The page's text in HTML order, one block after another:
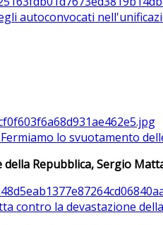
autoconvocati
lo svuotamento
Repubblica, Sergio
contro la devastazione